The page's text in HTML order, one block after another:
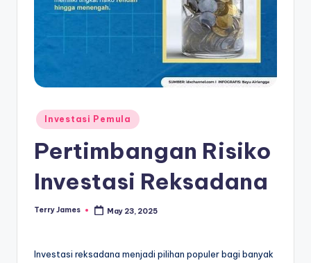
Posted
in
Investasi Pemula
Pertimbangan Risiko
Investasi Reksadana
Posted
Terry James May 23, 2025
Investasi reksadana menjadi pilihan populer bagi banyak